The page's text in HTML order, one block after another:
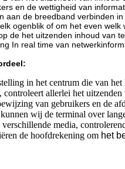
en de wettigheid van
aan de breedband verbinden
ogenblik of om het even
de het uitzenden inhoud van
In real time van
in het centrum die van
controleert allerlei het
van gebruikers en de
kunnen wij de terminal over
media,
de hoofdrekening om het